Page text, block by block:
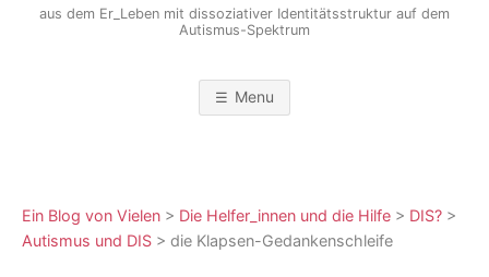
aus dem Er_Leben mit dissoziativer Identitätsstruktur auf dem
Autismus-Spektrum
Menu
Ein Blog von Vielen > Die Helfer_innen und die Hilfe > DIS? >
Autismus und DIS > die Klapsen-Gedankenschleife